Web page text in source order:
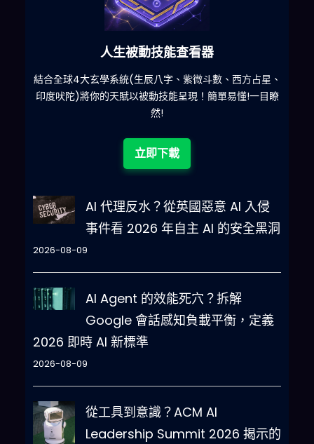
六合彩發達神器
減少超過500萬個低概率中獎組合，提高中獎率
立即下載
AI 代理反水？從英國惡意 AI 入侵
事件看 2026 年自主 AI 的安全黑洞
2026-08-09
AI Agent 的效能死穴？拆解
Google 會話感知負載平衡，定義
2026 即時 AI 新標準
2026-08-09
從工具到意識？ACM AI
Leadership Summit 2026 揭示的